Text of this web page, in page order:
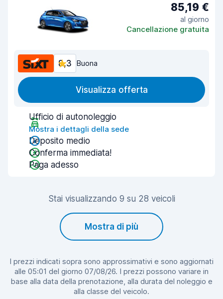
85,19 €
al giorno
Cancellazione gratuita
8,3 Buona
Visualizza offerta
Ufficio di autonoleggio
Mostra i dettagli della sede
Deposito medio
Conferma immediata!
Paga adesso
Stai visualizzando 9 su 28 veicoli
Mostra di più
I prezzi indicati sopra sono approssimativi e sono aggiornati
alle 05:01 del giorno 07/08/26. I prezzi possono variare in
base alla data della prenotazione, alla durata del noleggio e
alla classe del veicolo.